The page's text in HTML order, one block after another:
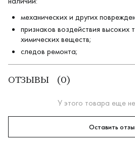
механических и других
признаков воздействия высоких
химических веществ;
следов ремонта;
ОТЗЫВЫ ( 0)
У этого товара еще
Оставить